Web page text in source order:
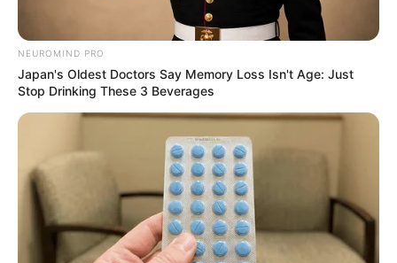
NEUROMIND PRO
Japan's Oldest Doctors Say Memory Loss Isn't Age: Just
Stop Drinking These 3 Beverages